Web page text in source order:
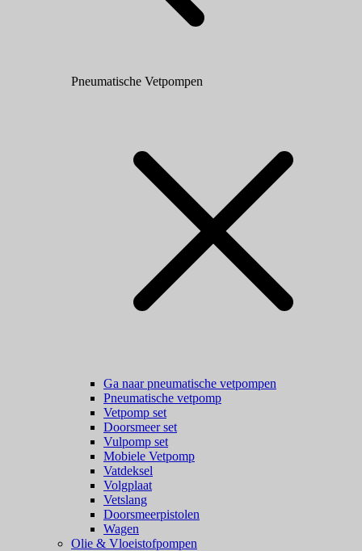
Pneumatische Vetpompen
Ga naar pneumatische vetpompen
Pneumatische vetpomp
Vetpomp set
Doorsmeer set
Vulpomp set
Mobiele Vetpomp
Vatdeksel
Volgplaat
Vetslang
Doorsmeerpistolen
Wagen
Olie & Vloeistofpompen